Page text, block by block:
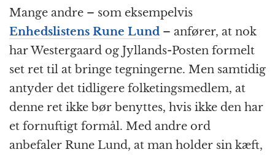
Mange andre – som eksempelvis
Enhedslistens Rune Lund – anfører, at nok
har Westergaard og Jyllands-Posten formelt
set ret til at bringe tegningerne. Men samtidig
antyder det tidligere folketingsmedlem, at
denne ret ikke bør benyttes, hvis ikke den har
et fornuftigt formål. Med andre ord
anbefaler Rune Lund, at man holder sin kæft,